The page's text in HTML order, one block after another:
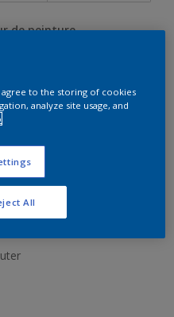
de peinture
d’achats
magasin
agree to the storing of cookies
analyze site usage, and
All